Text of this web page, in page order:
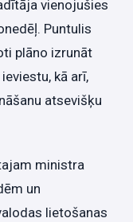
vienojušies
Puntulis
plāno izrunāt
kā arī,
atsevišķu
ministra
un
lietošanas